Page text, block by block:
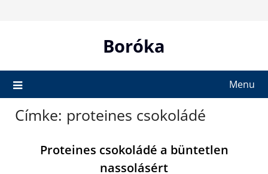
Boróka
Menu
Címke: proteines csokoládé
Proteines csokoládé a büntetlen
nassolásért